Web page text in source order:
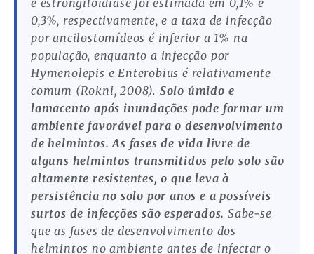
e estrongiloidíase foi estimada em 0,1% e
0,3%, respectivamente, e a taxa de infecção
por ancilostomídeos é inferior a 1% na
população, enquanto a infecção por
Hymenolepis e Enterobius é relativamente
comum (Rokni, 2008). Solo úmido e
lamacento após inundações pode formar um
ambiente favorável para o desenvolvimento
de helmintos. As fases de vida livre de
alguns helmintos transmitidos pelo solo são
altamente resistentes, o que leva à
persistência no solo por anos e a possíveis
surtos de infecções são esperados. Sabe-se
que as fases de desenvolvimento dos
helmintos no ambiente antes de infectar o